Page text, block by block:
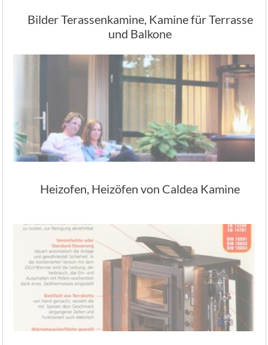
Bilder Terassenkamine, Kamine für Terrasse
und Balkone
Heizofen, Heizöfen von Caldea Kamine